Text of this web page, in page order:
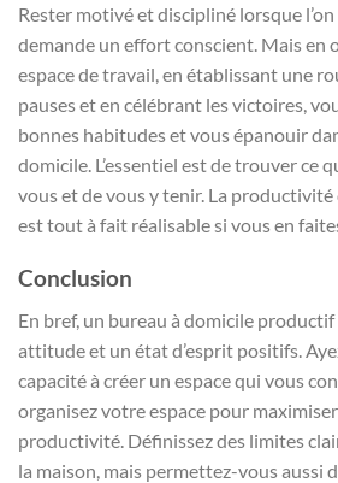
Rester motivé et discipliné lorsque
demande un effort conscient. Mais en
espace de travail, en établissant une
pauses et en célébrant les victoires,
bonnes habitudes et vous épanouir
domicile. L’essentiel est de trouver ce
vous et de vous y tenir. La
est tout à fait réalisable si vous en
Conclusion
En bref, un bureau à domicile
attitude et un état d’esprit positifs.
capacité à créer un espace qui vous
organisez votre espace pour
productivité. Définissez des limites
la maison, mais permettez-vous aussi